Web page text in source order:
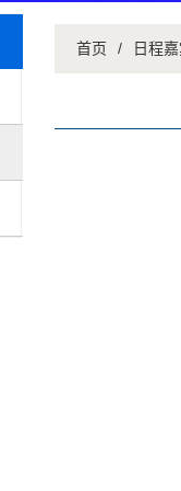
首页 / 日程